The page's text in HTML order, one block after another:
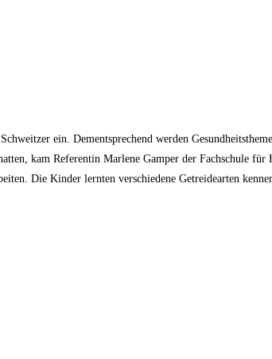
ein. Dementsprechend werden
kam Referentin Marlene Gamper der Fachschule
Die Kinder lernten verschiedene Getreidearten